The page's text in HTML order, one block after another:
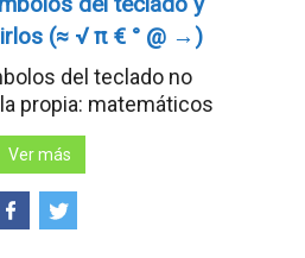
(≈ √ π € ° @ →)
del teclado no
propia: matemáticos
Ver más